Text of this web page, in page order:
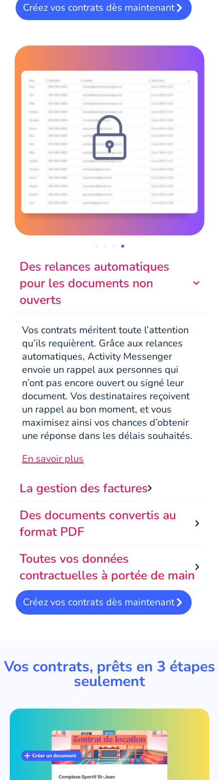
Créez vos contrats dès maintenant
Des relances automatiques
pour les documents non
ouverts
Vos contrats méritent toute l’attention
qu’ils requièrent. Grâce aux relances
automatiques, Activity Messenger
envoie un rappel aux personnes qui
n’ont pas encore ouvert ou signé leur
document. Vos destinataires reçoivent
un rappel au bon moment, et vous
maximisez ainsi vos chances d’obtenir
une réponse dans les délais souhaités.
En savoir plus
La gestion des factures
Des documents convertis au
format PDF
Toutes vos données
contractuelles à portée de main
Créez vos contrats dès maintenant
Vos contrats, prêts en 3 étapes
seulement